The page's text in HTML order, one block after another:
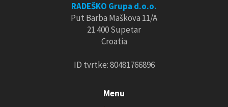
RADEŠKO Grupa d.o.o.
Put Barba Maškova 11/A
21 400 Supetar
Croatia
ID tvrtke: 80481766896
Menu